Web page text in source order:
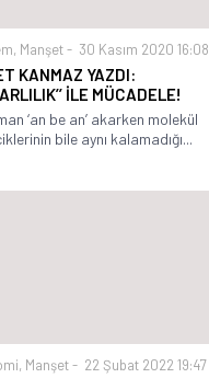
, Manşet 30 Kasım 2020 16:08
KANMAZ YAZDI:
İLE MÜCADELE!
‘an be an’ akarken molekül
bile aynı kalamadığı...
, Manşet 22 Şubat 2022 19:47